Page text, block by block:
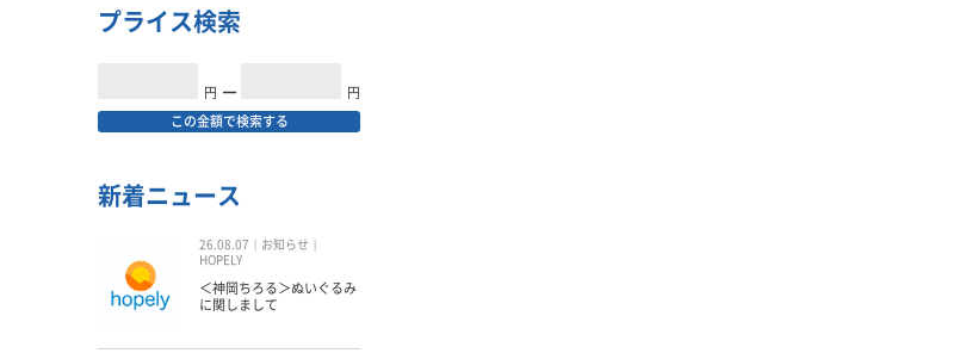
プライス検索
円 ━ 円
この金額で検索する
新着ニュース
26.08.07
お知らせ
HOPELY
＜神岡ちろる＞ぬいぐるみ
に関しまして